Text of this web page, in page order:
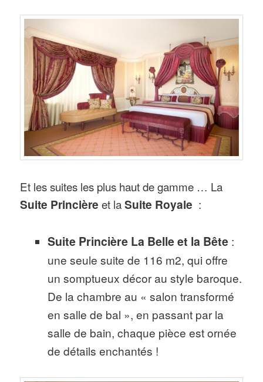
Et les suites les plus haut de gamme … La
Suite Princière et laSuite Royale :
Suite Princière La Belle et la Bête:
une seule suite de 116 m2, qui offre
un somptueux décor au style baroque.
De la chambre au « salon transformé
en salle de bal », en passant par la
salle de bain, chaque pièce est ornée
de détails enchantés !